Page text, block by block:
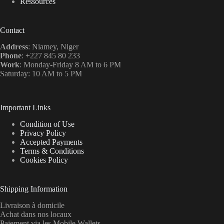
Contact
Address: Niamey, Niger
Phone: +227 845 80 233
Work: Monday-Friday 8 AM to 6 PM
Saturday: 10 AM to 5 PM
Important Links
Condition of Use
Privacy Policy
Accepted Payments
Terms & Conditions
Cookies Policy
Shipping Information
Livraison à domicile
Achat dans nos locaux